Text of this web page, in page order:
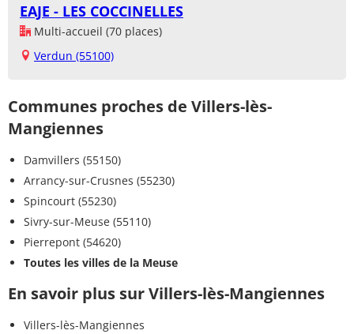
EAJE - LES COCCINELLES
Multi-accueil (70 places)
Verdun (55100)
Communes proches de Villers-lès-
Mangiennes
Damvillers (55150)
Arrancy-sur-Crusnes (55230)
Spincourt (55230)
Sivry-sur-Meuse (55110)
Pierrepont (54620)
Toutes les villes de la Meuse
En savoir plus sur Villers-lès-Mangiennes
Villers-lès-Mangiennes